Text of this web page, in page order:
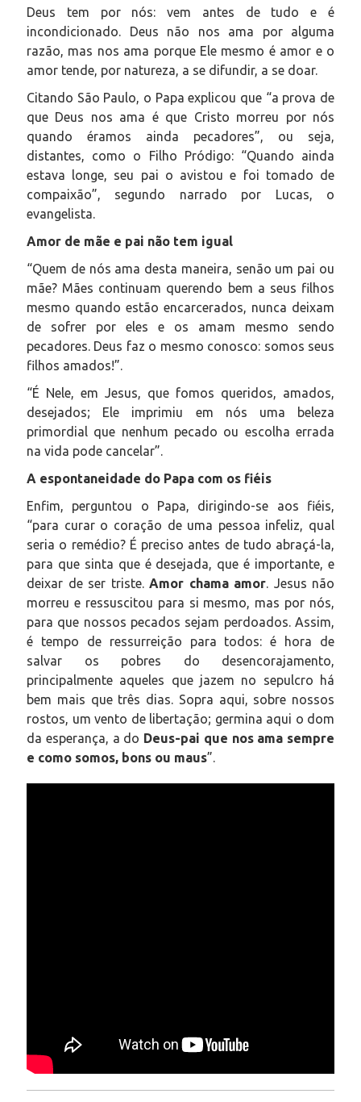
Deus tem por nós: vem antes de tudo e é
incondicionado. Deus não nos ama por alguma
razão, mas nos ama porque Ele mesmo é amor e o
amor tende, por natureza, a se difundir, a se doar.
Citando São Paulo, o Papa explicou que “a prova de
que Deus nos ama é que Cristo morreu por nós
quando éramos ainda pecadores”, ou seja,
distantes, como o Filho Pródigo: “Quando ainda
estava longe, seu pai o avistou e foi tomado de
compaixão”, segundo narrado por Lucas, o
evangelista.
Amor de mãe e pai não tem igual
“Quem de nós ama desta maneira, senão um pai ou
mãe? Mães continuam querendo bem a seus filhos
mesmo quando estão encarcerados, nunca deixam
de sofrer por eles e os amam mesmo sendo
pecadores. Deus faz o mesmo conosco: somos seus
filhos amados!”.
“É Nele, em Jesus, que fomos queridos, amados,
desejados; Ele imprimiu em nós uma beleza
primordial que nenhum pecado ou escolha errada
na vida pode cancelar”.
A espontaneidade do Papa com os fiéis
Enfim, perguntou o Papa, dirigindo-se aos fiéis,
“para curar o coração de uma pessoa infeliz, qual
seria o remédio? É preciso antes de tudo abraçá-la,
para que sinta que é desejada, que é importante, e
deixar de ser triste. Amor chama amor. Jesus não
morreu e ressuscitou para si mesmo, mas por nós,
para que nossos pecados sejam perdoados. Assim,
é tempo de ressurreição para todos: é hora de
salvar os pobres do desencorajamento,
principalmente aqueles que jazem no sepulcro há
bem mais que três dias. Sopra aqui, sobre nossos
rostos, um vento de libertação; germina aqui o dom
da esperança, a do Deus-pai que nos ama sempre
e como somos, bons ou maus”.